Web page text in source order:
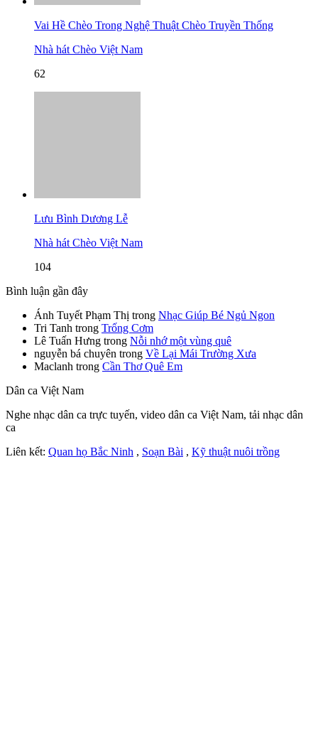
Vai Hề Chèo Trong Nghệ Thuật Chèo Truyền Thống
Nhà hát Chèo Việt Nam
62
Lưu Bình Dương Lễ
Nhà hát Chèo Việt Nam
104
Bình luận gần đây
Ánh Tuyết Phạm Thị trong Nhạc Giúp Bé Ngủ Ngon
Tri Tanh trong Trống Cơm
Lê Tuấn Hưng trong Nỗi nhớ một vùng quê
nguyễn bá chuyên trong Về Lại Mái Trường Xưa
Maclanh trong Cần Thơ Quê Em
Dân ca Việt Nam
Nghe nhạc dân ca trực tuyến, video dân ca Việt Nam, tải nhạc dân
ca
Liên kết: Quan họ Bắc Ninh , Soạn Bài , Kỹ thuật nuôi trồng